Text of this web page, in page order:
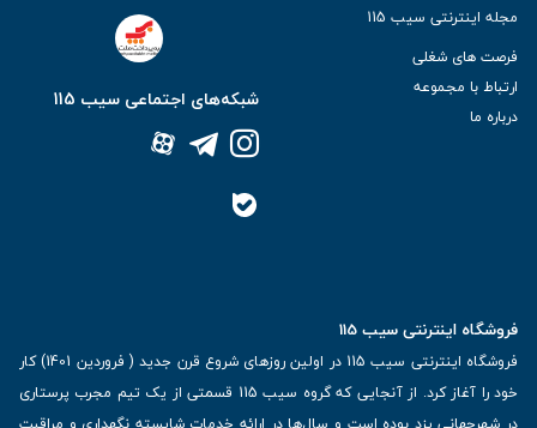
مجله اینترنتی سیب 115
فرصت های شغلی
ارتباط با مجموعه
درباره ما
شبکه‌های اجتماعی سیب 115
فروشگاه اینترنتی سیب 115
فروشگاه اینترنتی سیب 115 در اولین روزهای شروع قرن جدید ( فروردین 1401) کار
خود را آغاز کرد. از آنجایی که گروه سیب 115 قسمتی از یک تیم مجرب پرستاری